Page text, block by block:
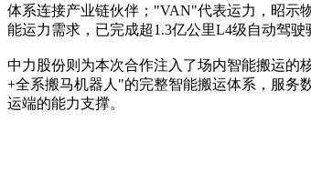
体系连接产业链伙伴；"VAN"代表运力，昭示
能运力需求，已完成超1.3亿公里L4级自动驾
中力股份则为本次合作注入了场内智能搬运的
+全系搬马机器人"的完整智能搬运体系，服务
运端的能力支撑。